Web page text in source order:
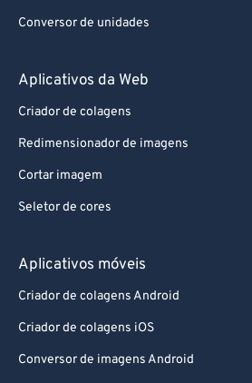
Conversor de unidades
Aplicativos da Web
Criador de colagens
Redimensionador de imagens
Cortar imagem
Seletor de cores
Aplicativos móveis
Criador de colagens Android
Criador de colagens iOS
Conversor de imagens Android